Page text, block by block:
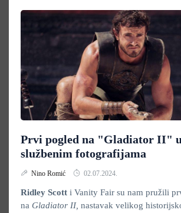
Prvi pogled na "Gladiator II" u
službenim fotografijama
Nino Romić 02.07.2024.
Ridley Scott i Vanity Fair su nam pružili
na Gladiator II, nastavak velikog